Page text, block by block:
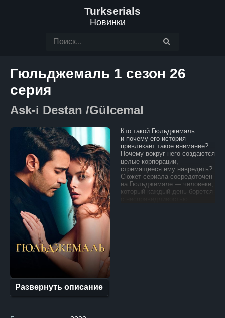
Turkserials
Новинки
Гюльджемаль 1 сезон 26
серия
Ask-i Destan /Gülcemal
Кто такой Гюльджемаль
и почему его история
привлекает такое внимание?
Почему вокруг него создаются
целые корпорации,
стремящиеся ему навредить?
Сюжет сериала сосредоточен
на Гюльджемале — человеке,
который каждый день борется
Развернуть описание